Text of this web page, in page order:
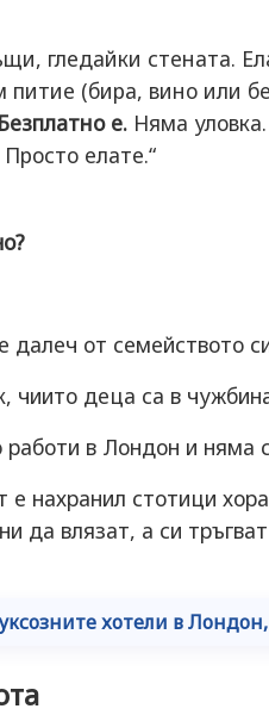
гледайки стената.
(бира, вино или
Безплатно е. Няма
елате.“
далеч от семейството
чиито деца са в
работи в Лондон и няма
е нахранил стотици
да влязат, а си
хотели в